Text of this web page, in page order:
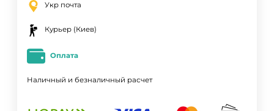
Укр почта
Курьер (Киев)
Оплата
Наличный и безналичный расчет